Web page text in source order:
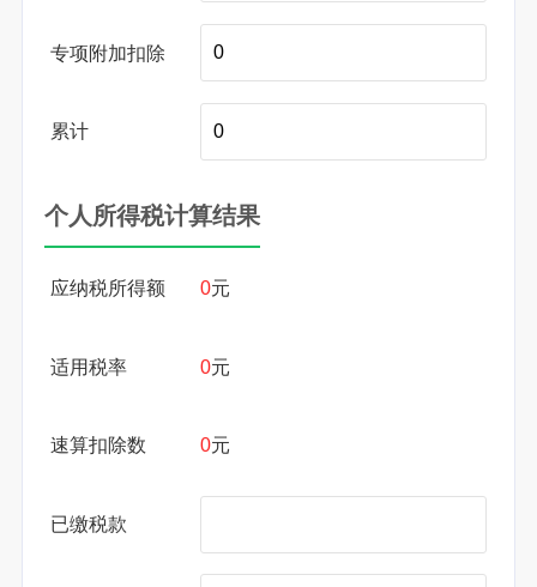
专项附加扣除
累计
个人所得税计算结果
应纳税所得额 0元
适用税率 0元
速算扣除数 0元
已缴税款